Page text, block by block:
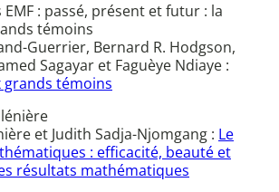
EMF : passé, présent et futur : la
témoins
Guerrier, Bernard R. Hodgson,
Sagayar et Faguèye Ndiaye :
grands témoins
et Judith Sadja-Njomgang : Le
: efficacité, beauté et
résultats mathématiques